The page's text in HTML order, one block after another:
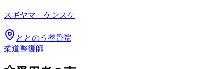
スギヤマ ケンスケ
ととのう整骨院
柔道整復師